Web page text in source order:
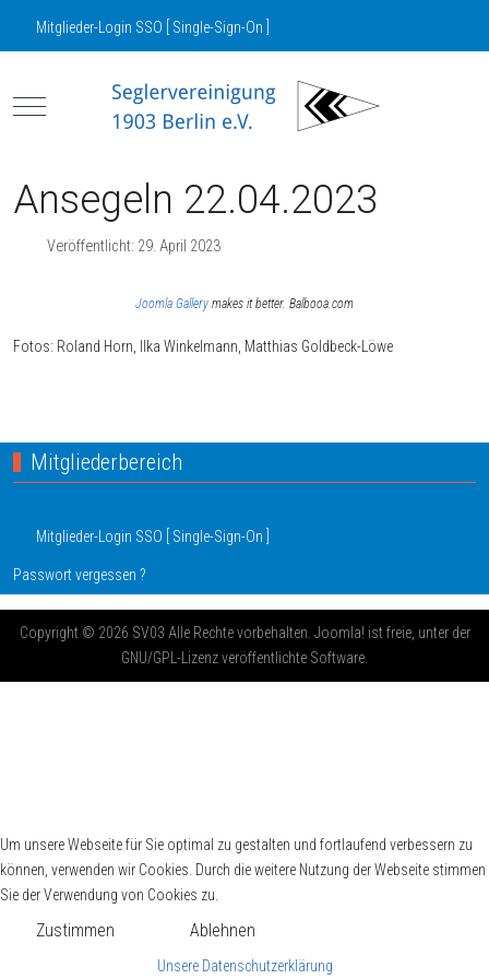
Mitglieder-Login SSO [ Single-Sign-On ]
Mobile Menu Toggle
Ansegeln 22.04.2023
Veröffentlicht: 29. April 2023
Joomla Gallery makes it better. Balbooa.com
Fotos: Roland Horn, Ilka Winkelmann, Matthias Goldbeck-Löwe
Mitgliederbereich
Mitglieder-Login SSO [ Single-Sign-On ]
Passwort vergessen ?
Copyright © 2026 SV03 Alle Rechte vorbehalten. Joomla! ist freie, unter der
GNU/GPL-Lizenz veröffentlichte Software.
Um unsere Webseite für Sie optimal zu gestalten und fortlaufend verbessern zu
können, verwenden wir Cookies. Durch die weitere Nutzung der Webseite stimmen
Sie der Verwendung von Cookies zu.
Zustimmen Ablehnen
Unsere Datenschutzerklärung